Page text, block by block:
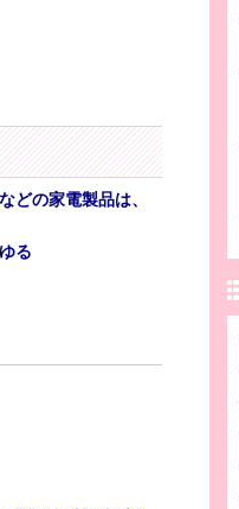
どの家電製品は、
る